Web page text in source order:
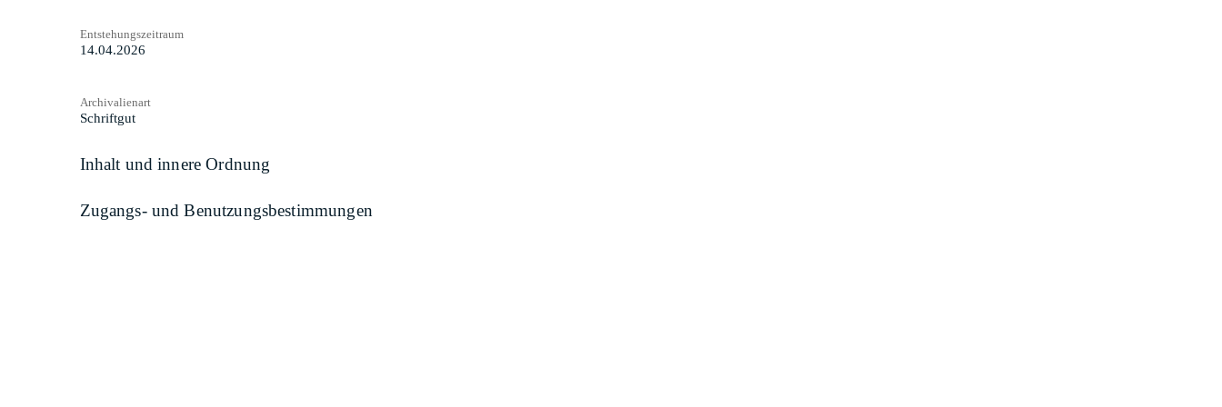
Entstehungszeitraum
14.04.2026
Archivalienart
Schriftgut
Inhalt und innere Ordnung
Zugangs- und Benutzungsbestimmungen